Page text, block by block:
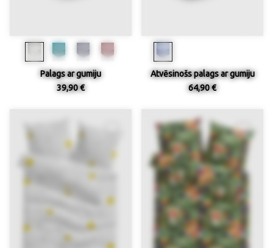
Palags ar gumiju
39,90 €
Atvēsinošs palags ar gumiju
64,90 €